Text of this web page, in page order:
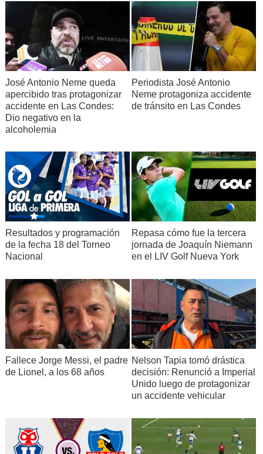
José Antonio Neme queda
apercibido tras protagonizar
accidente en Las Condes:
Dio negativo en la
alcoholemia
Periodista José Antonio
Neme protagoniza accidente
de tránsito en Las Condes
Resultados y programación
de la fecha 18 del Torneo
Nacional
Repasa cómo fue la tercera
jornada de Joaquín Niemann
en el LIV Golf Nueva York
Fallece Jorge Messi, el padre
de Lionel, a los 68 años
Nelson Tapia tomó drástica
decisión: Renunció a Imperial
Unido luego de protagonizar
un accidente vehicular